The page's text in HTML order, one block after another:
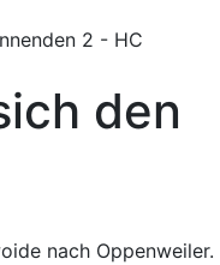
2 - HC
den
nach Oppenweiler.